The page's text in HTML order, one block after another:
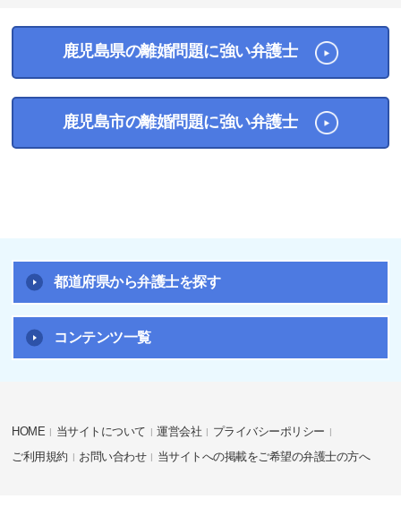
鹿児島県の離婚問題に強い弁護士
鹿児島市の離婚問題に強い弁護士
都道府県から弁護士を探す
コンテンツ一覧
HOME 当サイトについて 運営会社
プライバシーポリシー
ご利用規約
お問い合わせ 当サイトへの掲載をご希望の弁護士の方へ